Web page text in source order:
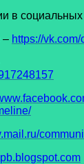
в социальных
– https://